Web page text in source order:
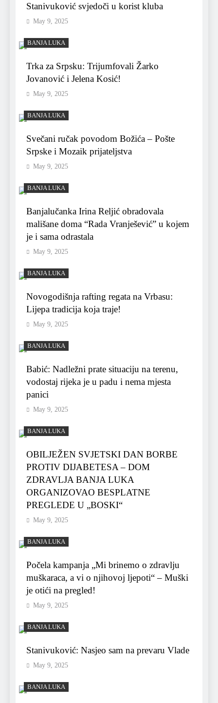
Stanivuković svjedoči u korist kluba
May 9, 2025
BANJA LUKA
Trka za Srpsku: Trijumfovali Žarko
Jovanović i Jelena Kosić!
May 9, 2025
BANJA LUKA
Svečani ručak povodom Božića – Pošte
Srpske i Mozaik prijateljstva
May 9, 2025
BANJA LUKA
Banjalučanka Irina Reljić obradovala
mališane doma “Rada Vranješević” u kojem
je i sama odrastala
May 9, 2025
BANJA LUKA
Novogodišnja rafting regata na Vrbasu:
Lijepa tradicija koja traje!
May 9, 2025
BANJA LUKA
Babić: Nadležni prate situaciju na terenu,
vodostaj rijeka je u padu i nema mjesta
panici
May 9, 2025
BANJA LUKA
OBILJEŽEN SVJETSKI DAN BORBE
PROTIV DIJABETESA – DOM
ZDRAVLJA BANJA LUKA
ORGANIZOVAO BESPLATNE
PREGLEDE U „BOSKI“
May 9, 2025
BANJA LUKA
Počela kampanja „Mi brinemo o zdravlju
muškaraca, a vi o njihovoj ljepoti“ – Muški
je otići na pregled!
May 9, 2025
BANJA LUKA
Stanivuković: Nasjeo sam na prevaru Vlade
May 9, 2025
BANJA LUKA